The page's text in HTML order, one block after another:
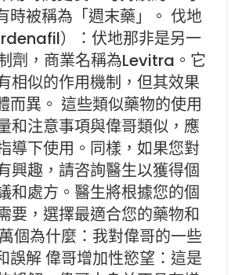
時被稱為「週末藥」。 伐地
）：伏地那非是另一
劑，商業名稱為Levitra。它
相似的作用機制，但其效果
而異。 這些類似藥物的使用
和注意事項與偉哥類似，應
導下使用。同樣，如果您對
興趣，請咨詢醫生以獲得個
和處方。醫生將根據您的個
要，選擇最適合您的藥物和
個為什麼：我對偉哥的一些
誤解 偉哥增加性慾望：這是